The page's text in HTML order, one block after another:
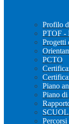
Profilo
PTOF -
Progetti
PCTO
Piano
Piano